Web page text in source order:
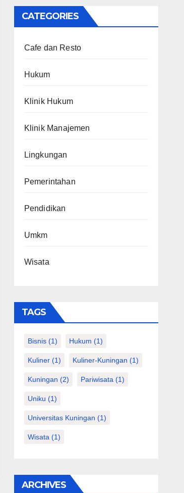
CATEGORIES
Cafe dan Resto
Hukum
Klinik Hukum
Klinik Manajemen
Lingkungan
Pemerintahan
Pendidikan
Umkm
Wisata
TAGS
Bisnis(1) Hukum (1)
Kuliner(1) Kuliner-Kuningan (1)
Kuningan (2) Pariwisata (1)
Uniku (1)
Universitas Kuningan (1)
Wisata (1)
ARCHIVES